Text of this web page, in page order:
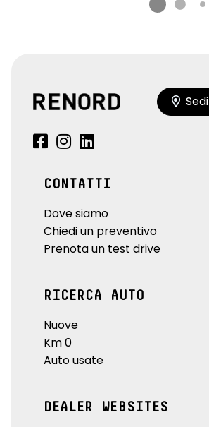
Sedi
CONTATTI
Dove siamo
Chiedi un preventivo
Prenota un test drive
RICERCA AUTO
Nuove
Km 0
Auto usate
DEALER WEBSITES